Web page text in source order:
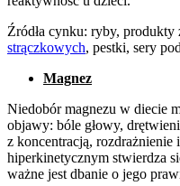
Źródła cynku: ryby, produkty
strączkowych, pestki, sery
Magnez
Niedobór magnezu w diecie
objawy: bóle głowy,
z koncentracją, rozdrażnienie
hiperkinetycznym stwierdza
ważne jest dbanie o jego